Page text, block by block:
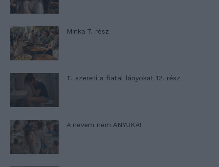
Minka 7. rész
T. szereti a fiatal lányokat 12. rész
A nevem nem ANYUKA!